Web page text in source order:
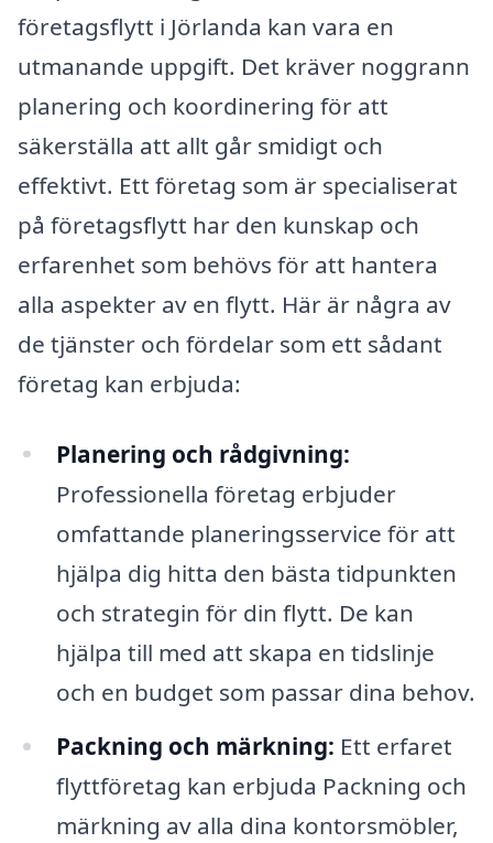
företagsflytt i Jörlanda kan vara en
utmanande uppgift. Det kräver noggrann
planering och koordinering för att
säkerställa att allt går smidigt och
effektivt. Ett företag som är specialiserat
på företagsflytt har den kunskap och
erfarenhet som behövs för att hantera
alla aspekter av en flytt. Här är några av
de tjänster och fördelar som ett sådant
företag kan erbjuda:
Planering och rådgivning:
Professionella företag erbjuder
omfattande planeringsservice för att
hjälpa dig hitta den bästa tidpunkten
och strategin för din flytt. De kan
hjälpa till med att skapa en tidslinje
och en budget som passar dina behov.
Packning och märkning: Ett erfaret
flyttföretag kan erbjuda Packning och
märkning av alla dina kontorsmöbler,